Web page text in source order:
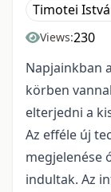
Timotei
Views:230
Napjainkban
körben
elterjedni a
Az efféle új
megjelenése
indultak. Az